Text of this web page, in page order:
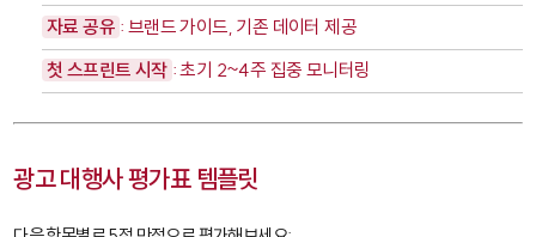
자료 공유 : 브랜드 가이드, 기존 데이터 제공
첫 스프린트 시작 : 초기 2~4주 집중 모니터링
광고 대행사 평가표 템플릿